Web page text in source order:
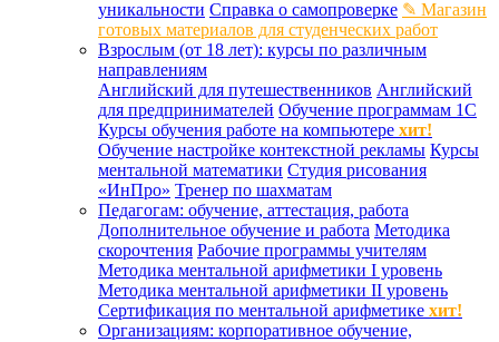
уникальности Справка о самопроверке ✎ Магазин
готовых материалов для студенческих работ
Взрослым (от 18 лет): курсы по различным
направлениям
Английский для путешественников Английский
для предпринимателей Обучение программам 1С
Курсы обучения работе на компьютере хит!
Обучение настройке контекстной рекламы Курсы
ментальной математики Студия рисования
«ИнПро» Тренер по шахматам
Педагогам: обучение, аттестация, работа
Дополнительное обучение и работа Методика
скорочтения Рабочие программы учителям
Методика ментальной арифметики I уровень
Методика ментальной арифметики II уровень
Сертификация по ментальной арифметике хит!
Организациям: корпоративное обучение,